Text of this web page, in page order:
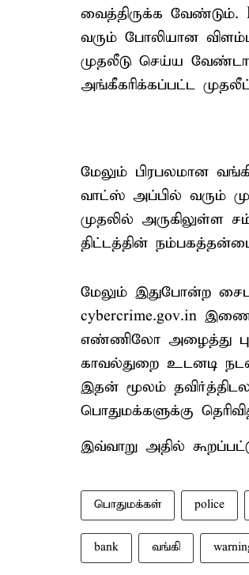
வைத்திருக்க
வரும் போலியான
முதலீடு செய்ய
அங்கீகரிக்கப்பட்ட
மேலும் பிரபலமான
வாட்ஸ் அப்பில் வரும்
முதலில் அருகிலுள்ள
திட்டத்தின்
மேலும் இதுபோன்ற
cybercrime.gov.in
எண்ணிலோ அழைத்து
காவல்துறை உடனடி
இதன் மூலம்
பொதுமக்களுக்கு
இவ்வாறு அதில்
பொதுமக்கள் police
bank வங்கி